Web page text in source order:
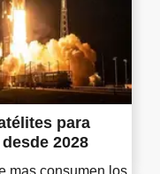
para
2028